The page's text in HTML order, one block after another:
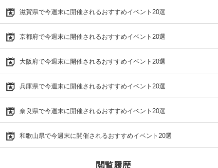
滋賀県で今週末に開催されるおすすめイベント20選
京都府で今週末に開催されるおすすめイベント20選
大阪府で今週末に開催されるおすすめイベント20選
兵庫県で今週末に開催されるおすすめイベント20選
奈良県で今週末に開催されるおすすめイベント20選
和歌山県で今週末に開催されるおすすめイベント20選
閲覧履歴